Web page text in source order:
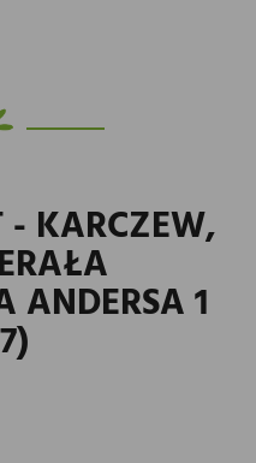
- KARCZEW,
1